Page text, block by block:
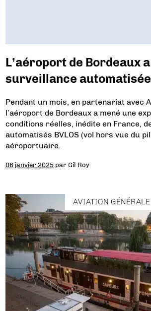
L’aéroport de Bordeaux
surveillance
Pendant un mois, en partenariat avec
l’aéroport de Bordeaux a mené une
conditions réelles, inédite en France,
automatisés BVLOS (vol hors vue du
aéroportuaire.
06 janvier 2025 parGil Roy
AVIATION GÉNÉRALE